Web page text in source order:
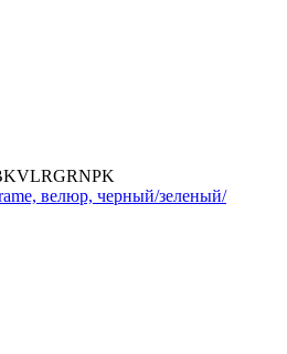
велюр, черный/зеленый/